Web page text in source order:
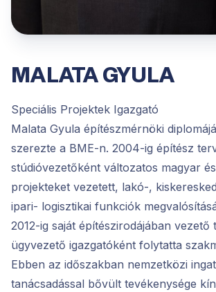
MALATA GYULA
Speciális Projektek Igazgató
Malata Gyula építészmérnöki
szerezte a BME-n. 2004-ig építész
stúdióvezetőként változatos magyar
projekteket vezetett, lakó-,
ipari- logisztikai funkciók
2012-ig saját építészirodájában vezető
ügyvezető igazgatóként folytatta
Ebben az időszakban nemzetközi
tanácsadással bővült tevékenysége